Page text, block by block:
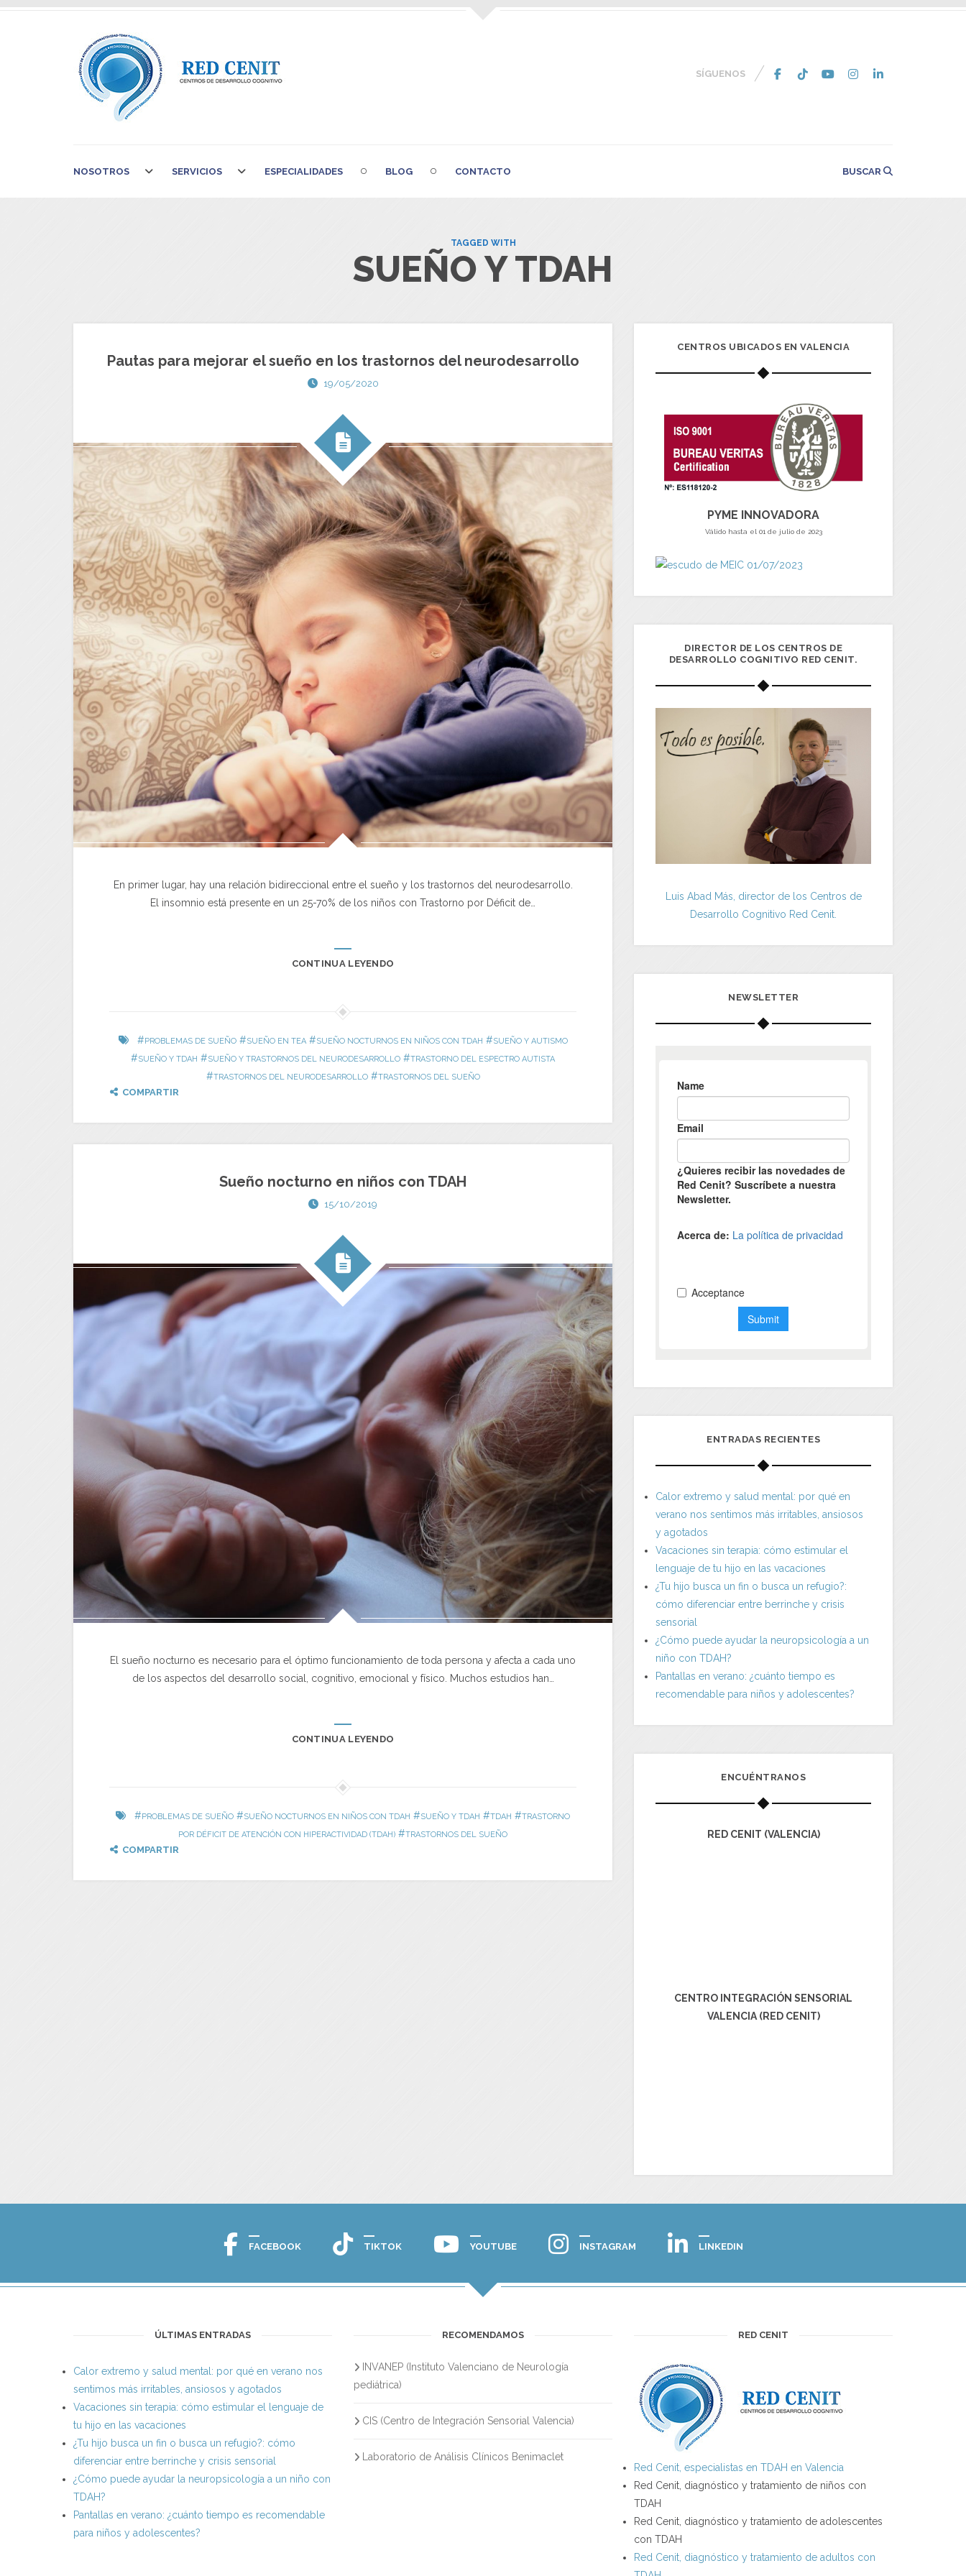
SÍGUENOS
NOSOTROS SERVICIOS ESPECIALIDADES BLOG CONTACTO BUSCAR
TAGGED WITH
SUEÑO Y TDAH
Pautas para mejorar el sueño en los trastornos del neurodesarrollo
19/05/2020
En primer lugar, hay una relación bidireccional entre el sueño y los trastornos del neurodesarrollo.
El insomnio está presente en un 25-70% de los niños con Trastorno por Déficit de…
CONTINUA LEYENDO
#PROBLEMAS DE SUEÑO#SUEÑO EN TEA#SUEÑO NOCTURNOS EN NIÑOS CON TDAH #SUEÑO Y AUTISMO
#SUEÑO Y TDAH #SUEÑO Y TRASTORNOS DEL NEURODESARROLLO #TRASTORNO DEL ESPECTRO AUTISTA
#TRASTORNOS DEL NEURODESARROLLO#TRASTORNOS DEL SUEÑO
COMPARTIR
Sueño nocturno en niños con TDAH
15/10/2019
El sueño nocturno es necesario para el óptimo funcionamiento de toda persona y afecta a cada uno
de los aspectos del desarrollo social, cognitivo, emocional y físico. Muchos estudios han…
CONTINUA LEYENDO
#PROBLEMAS DE SUEÑO #SUEÑO NOCTURNOS EN NIÑOS CON TDAH #SUEÑO Y TDAH #TDAH #TRASTORNO
POR DÉFICIT DE ATENCIÓN CON HIPERACTIVIDAD (TDAH) #TRASTORNOS DEL SUEÑO
COMPARTIR
CENTROS UBICADOS EN VALENCIA
PYME INNOVADORA
Válido hasta el 01 de julio de 2023
DIRECTOR DE LOS CENTROS DE
DESARROLLO COGNITIVO RED CENIT.
Luis Abad Más, director de los Centros de
Desarrollo Cognitivo Red Cenit.
NEWSLETTER
ENTRADAS RECIENTES
Calor extremo y salud mental: por qué en
verano nos sentimos más irritables, ansiosos
y agotados
Vacaciones sin terapia: cómo estimular el
lenguaje de tu hijo en las vacaciones
¿Tu hijo busca un fin o busca un refugio?:
cómo diferenciar entre berrinche y crisis
sensorial
¿Cómo puede ayudar la neuropsicología a un
niño con TDAH?
Pantallas en verano: ¿cuánto tiempo es
recomendable para niños y adolescentes?
ENCUÉNTRANOS
RED CENIT (VALENCIA)
CENTRO INTEGRACIÓN SENSORIAL
VALENCIA (RED CENIT)
FACEBOOK TIKTOK YOUTUBE INSTAGRAM LINKEDIN
ÚLTIMAS ENTRADAS
Calor extremo y salud mental: por qué en verano nos
sentimos más irritables, ansiosos y agotados
Vacaciones sin terapia: cómo estimular el lenguaje de
tu hijo en las vacaciones
¿Tu hijo busca un fin o busca un refugio?: cómo
diferenciar entre berrinche y crisis sensorial
¿Cómo puede ayudar la neuropsicología a un niño con
TDAH?
Pantallas en verano: ¿cuánto tiempo es recomendable
para niños y adolescentes?
RECOMENDAMOS
INVANEP (Instituto Valenciano de Neurología
pediátrica)
CIS (Centro de Integración Sensorial Valencia)
Laboratorio de Análisis Clínicos Benimaclet
RED CENIT
Red Cenit, especialistas en TDAH en Valencia
Red Cenit, diagnóstico y tratamiento de niños con
TDAH
Red Cenit, diagnóstico y tratamiento de adolescentes
con TDAH
Red Cenit, diagnóstico y tratamiento de adultos con